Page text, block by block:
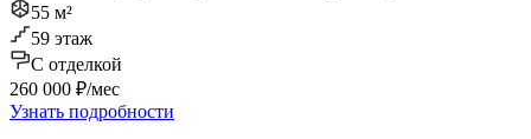
55 м²
59 этаж
C отделкой
260 000 ₽/мес
Узнать подробности